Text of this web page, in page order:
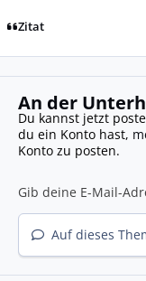
Zitat
An der
Du kannst jetzt
du ein Konto hast,
Konto zu posten.
Auf dieses